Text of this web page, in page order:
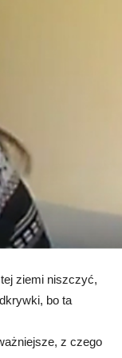
ziemi niszczyć,
bo ta
z czego